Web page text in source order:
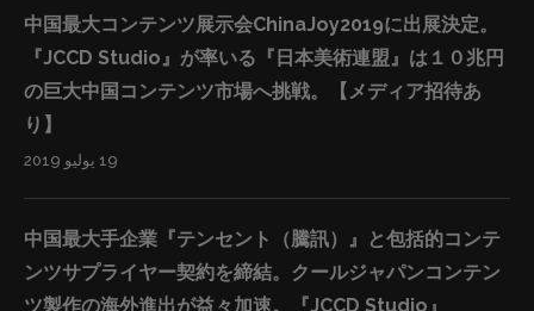
プ傘下のブランドであり、初めてのクールジャパン賞を
受賞した海外系企業となっています。4万人以上のデザ
イナー&イラストレーターが在籍し、40社を超えるIPホ
ルダー、300社以上の制作アライアンスパートナー企業
と提携しながら、クールジャパンに関わる多岐に渡るコ
ます。 JCCD Studioは現在、テンセントグループ、アリ
ババグループ、巨人グループ、盛大グループ 、ネットイ
中国最大コンテンツ展示会ChinaJoy2019に出展決定。
『JCCD Studio』が率いる『日本美術連盟』は１０兆円
の巨大中国コンテンツ市場へ挑戦。【メディア招待あ
り】
19 يوليو 2019
中国最大手企業『テンセント（騰訊）』と包括的コンテ
ンツサプライヤー契約を締結。クールジャパンコンテン
ツ製作の海外進出が益々加速。『JCCD Studio』